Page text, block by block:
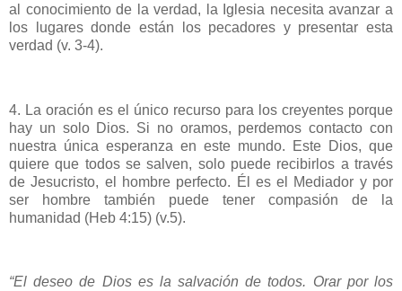
al conocimiento de la verdad, la Iglesia necesita avanzar a
los lugares donde están los pecadores y presentar esta
verdad (v. 3-4).
4. La oración es el único recurso para los creyentes porque
hay un solo Dios. Si no oramos, perdemos contacto con
nuestra única esperanza en este mundo. Este Dios, que
quiere que todos se salven, solo puede recibirlos a través
de Jesucristo, el hombre perfecto. Él es el Mediador y por
ser hombre también puede tener compasión de la
humanidad (Heb 4:15) (v.5).
“El deseo de Dios es la salvación de todos. Orar por los